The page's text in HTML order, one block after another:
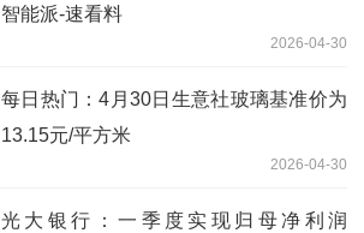
智能派-速看料
2026-04-30
每日热门：4月30日生意社玻璃基准价为
13.15元/平方米
2026-04-30
光大银行：一季度实现归母净利润